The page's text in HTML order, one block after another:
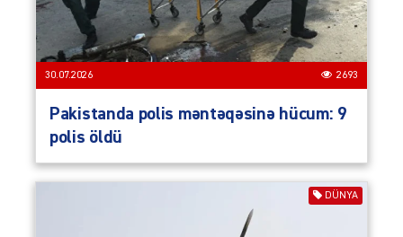
30.07.2026 2693
Pakistanda polis məntəqəsinə hücum: 9
polis öldü
DÜNYA